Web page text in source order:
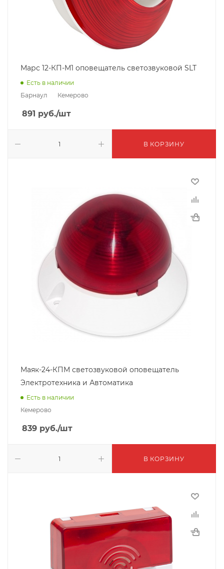
Марс 12-КП-М1 оповещатель светозвуковой SLT
Есть в наличии
Барнаул
Кемерово
891 руб./шт
В КОРЗИНУ
Маяк-24-КПМ светозвуковой оповещатель
Электротехника и Автоматика
Есть в наличии
Кемерово
839 руб./шт
В КОРЗИНУ